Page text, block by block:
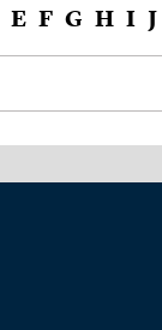
E F G H I J